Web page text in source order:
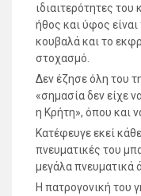
ιδιαιτερότητες
ήθος και ύφος
κουβαλά και το
στοχασμό.
Δεν έζησε όλη του
«σημασία δεν είχε
η Κρήτη», όπου και
Κατέφευγε εκεί
πνευματικές του
μεγάλα πνευματικά
Η πατρογονική του